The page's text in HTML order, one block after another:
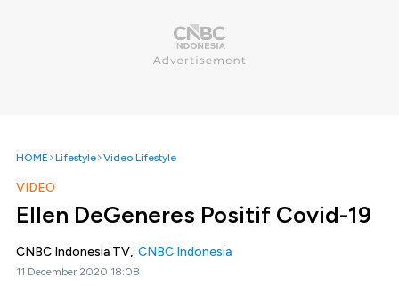
HOME Lifestyle Video Lifestyle
VIDEO
Ellen DeGeneres Positif Covid-19
CNBC Indonesia TV, CNBC Indonesia
11 December 2020 18:08